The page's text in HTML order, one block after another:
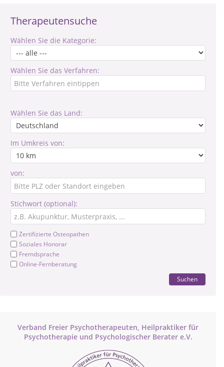
Therapeutensuche
Wählen Sie die Kategorie:
Wählen Sie das Verfahren:
Wählen Sie das Land:
Im Umkreis von:
von:
Stichwort (optional):
Zertifizierte Osteopathen
Soziales Honorar
Fremdsprache
Online-Fernberatung
Suchen
Verband Freier Psychotherapeuten, Heilpraktiker für
Psychotherapie und Psychologischer Berater e.V.